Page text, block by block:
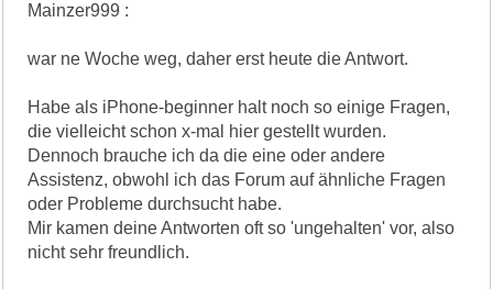
Mainzer999 :
war ne Woche weg, daher erst heute die Antwort.
Habe als iPhone-beginner halt noch so einige Fragen,
die vielleicht schon x-mal hier gestellt wurden.
Dennoch brauche ich da die eine oder andere
Assistenz, obwohl ich das Forum auf ähnliche Fragen
oder Probleme durchsucht habe.
Mir kamen deine Antworten oft so 'ungehalten' vor, also
nicht sehr freundlich.